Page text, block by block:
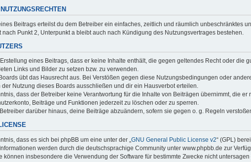
Beitrags erteilst du dem Betreiber ein einfaches, zeitlich und räumlich unbeschränktes
nach Punkt 2, Unterpunkt a bleibt auch nach Kündigung des Nutzungsvertrages bestehen.
eines Beitrags, dass er keine Inhalte enthält, die gegen geltendes Recht oder
Links und Bilder zu setzen bzw. zu verwenden.
übt das Hausrecht aus. Bei Verstößen gegen diese Nutzungsbedingungen oder
der Nutzung dieses Boards ausschließen und dir ein Hausverbot erteilen.
dass der Betreiber keine Verantwortung für die Inhalte von Beiträgen übernimmt, die
Beiträge und Funktionen jederzeit zu löschen oder zu sperren.
darüber hinaus, deine Beiträge abzuändern, sofern sie gegen o. g. Regeln
dass es sich bei phpBB um eine unter der „ GNU General Public License v2“ (GPL)
werden durch die deutschsprachige Community unter www.phpbb.de zur
können insbesondere die Verwendung der Software für bestimmte Zwecke nicht